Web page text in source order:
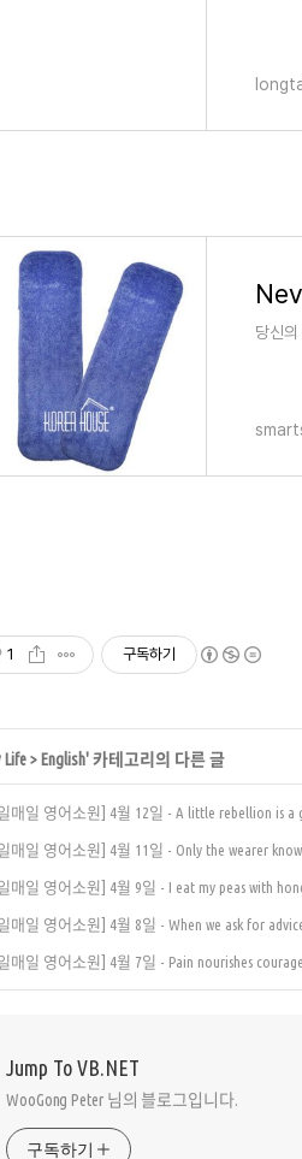
당신
1 구독하기
Life> English' 카테고리의 다른 글
매일 영어소원] 4월 12일 - A little rebellion is a
매일 영어소원] 4월 11일 - Only the wearer
매일 영어소원] 4월 9일 - I eat my peas with
매일 영어소원] 4월 8일 - When we ask for
매일 영어소원] 4월 7일 - Pain nourishes
Jump To VB.NET
WooGong Peter 님의 블로그입니다.
구독하기